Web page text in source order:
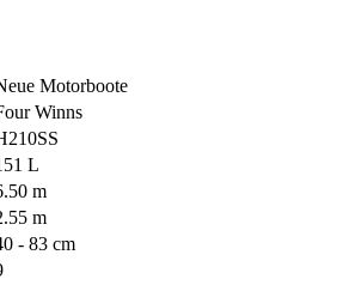
Motorboote
Winns
L
m
m
- 83 cm